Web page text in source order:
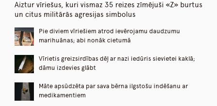
Aiztur vīriešus, kuri vismaz 35 reizes zīmējuši «Z» burtus
un citus militārās agresijas simbolus
Pie diviem vīriešiem atrod ievērojamu daudzumu
marihuānas; abi nonāk cietumā
Vīrietis greizsirdības dēļ ar nazi iedūris sievietei kaklā;
dāmu izdevies glābt
Māte apsūdzēta par sava bērna ilgstošu indēšanu ar
medikamentiem